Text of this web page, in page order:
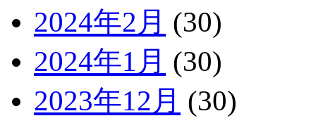
2024年2月 (30)
2024年1月 (30)
2023年12月 (30)